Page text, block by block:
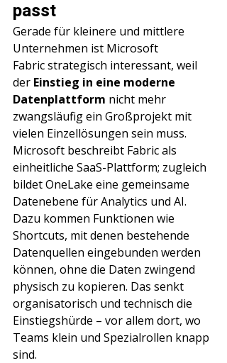
passt
Gerade für kleinere und mittlere
Unternehmen ist Microsoft
Fabric strategisch interessant, weil
der Einstieg in eine moderne
Datenplattform nicht mehr
zwangsläufig ein Großprojekt mit
vielen Einzellösungen sein muss.
Microsoft beschreibt Fabric als
einheitliche SaaS-Plattform; zugleich
bildet OneLake eine gemeinsame
Datenebene für Analytics und AI.
Dazu kommen Funktionen wie
Shortcuts, mit denen bestehende
Datenquellen eingebunden werden
können, ohne die Daten zwingend
physisch zu kopieren. Das senkt
organisatorisch und technisch die
Einstiegshürde – vor allem dort, wo
Teams klein und Spezialrollen knapp
sind.